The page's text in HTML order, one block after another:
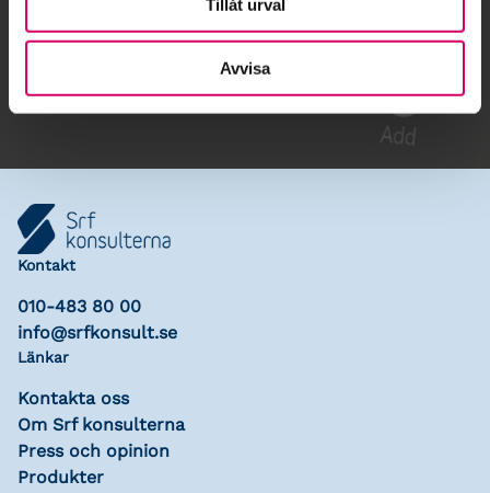
Tillåt urval
Avvisa
Gå till kalendariet
Lägg till i kalender
Kontakt
010-483 80 00
info@srfkonsult.se
Länkar
Kontakta oss
Om Srf konsulterna
Press och opinion
Produkter